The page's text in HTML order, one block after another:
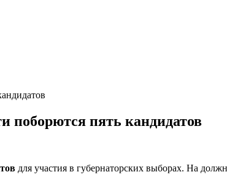
поборются пять кандидатов
для участия в губернаторских выборах. На